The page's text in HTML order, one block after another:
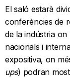
El saló estarà
conferències de
de la indústria
nacionals i
expositiva, on
ups) podran